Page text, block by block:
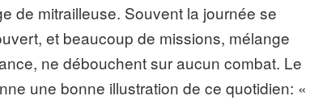
de mitrailleuse. Souvent la journée se
et beaucoup de missions, mélange
ne débouchent sur aucun combat. Le
une bonne illustration de ce quotidien: «